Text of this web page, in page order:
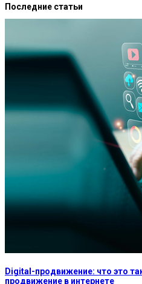
Последние статьи
Digital-продвижение: что это
продвижение в интернете